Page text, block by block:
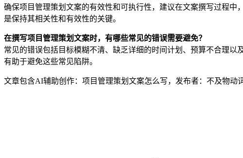
确保项目管理策划文案的有效性和可执行性，建议在文案撰写过程
是保持其相关性和有效性的关键。
在撰写项目管理策划文案时，有哪些常见的错误需要避免？
常见的错误包括目标模糊不清、缺乏详细的时间计划、预算不合理以
有助于避免这些常见陷阱。
文章包含AI辅助创作：项目管理策划文案怎么写，发布者：不及物动